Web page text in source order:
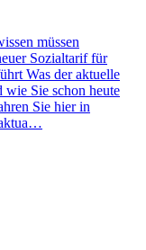
müssen
Sozialtarif für
Was der aktuelle
wie Sie schon heute
Sie hier in